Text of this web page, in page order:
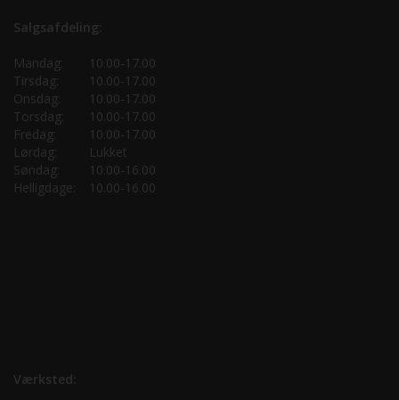
Salgsafdeling:
Mandag:
10.00-17.00
Tirsdag:
10.00-17.00
Onsdag:
10.00-17.00
Torsdag:
10.00-17.00
Fredag:
10.00-17.00
Lørdag:
Lukket
Søndag:
10.00-16.00
Helligdage:
10.00-16.00
Værksted: